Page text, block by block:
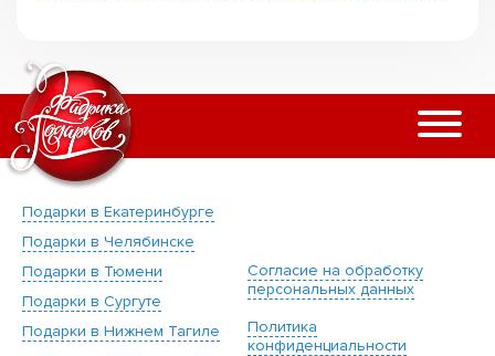
Подарки в Екатеринбурге
Подарки в Челябинске
Подарки в Тюмени
Подарки в Сургуте
Подарки в Нижнем Тагиле
Согласие на обработку
персональных данных
Политика
конфиденциальности